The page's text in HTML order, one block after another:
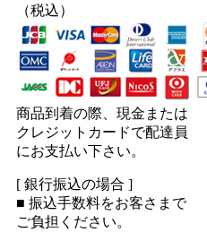
（税込）
商品到着の際、現金または
クレジットカードで配達員
にお支払い下さい。
[ 銀行振込の場合 ]
■ 振込手数料をお客さまで
ご負担ください。